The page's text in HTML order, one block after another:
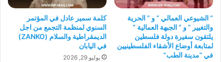
” الشيوعي العمالي ” و ” الحرية
والتغيير ” و ” الجبهة العمالية ”
يلتقون سفيرة دولة فلسطين
لمتابعة أوضاع الأشقاء الفلسطينيين
في “مدينة الطب”
كلمة سمير عادل في المؤتمر
السنوي لمنظمة التجمع من اجل
الديمقراطية والسلام (ZANKO)
في اليابان
يوليو 29, 2026